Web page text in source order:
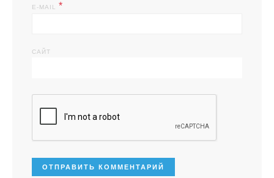
E-MAIL *
САЙТ